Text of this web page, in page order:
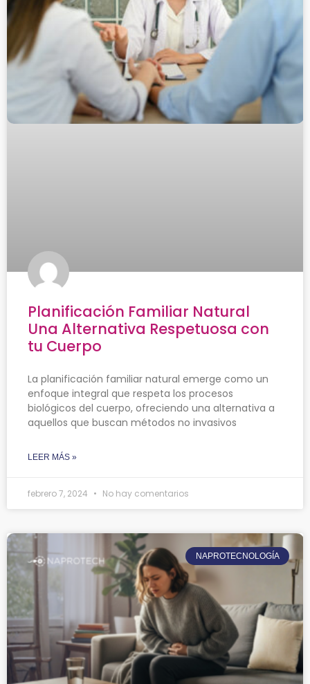
Planificación Familiar Natural
Una Alternativa Respetuosa con
tu Cuerpo
La planificación familiar natural emerge como un
enfoque integral que respeta los procesos
biológicos del cuerpo, ofreciendo una alternativa a
aquellos que buscan métodos no invasivos
LEER MÁS »
febrero 7, 2024 No hay comentarios
NAPROTECNOLOGÍA